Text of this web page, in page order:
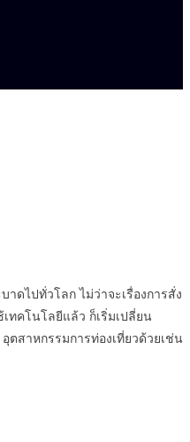
ดไปทั่วโลก ไม่ว่าจะเรื่องการสั่ง
ทคโนโลยีแล้ว ก็เริ่มเปลี่ยน
ตสาหกรรมการท่องเที่ยวด้วยเช่น